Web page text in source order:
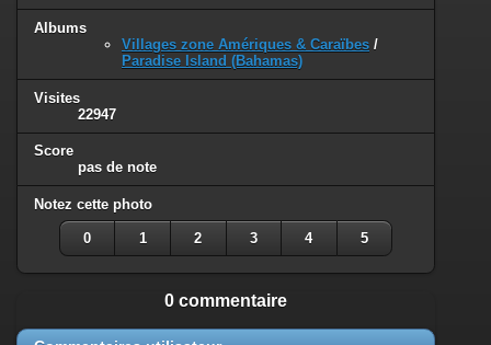
Albums
Villages zone Amériques & Caraïbes /
Paradise Island (Bahamas)
Visites
22947
Score
pas de note
Notez cette photo
0 1 2 3 4 5
0 commentaire